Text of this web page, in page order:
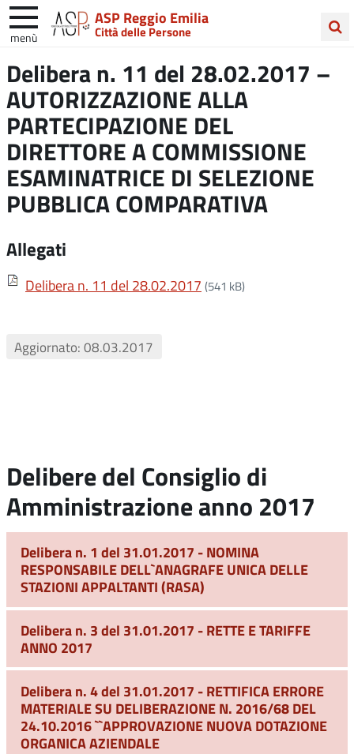
ASP Reggio Emilia
Città delle Persone
menù
nel
sito
Delibera n. 11 del 28.02.2017 –
AUTORIZZAZIONE ALLA
PARTECIPAZIONE DEL
DIRETTORE A COMMISSIONE
ESAMINATRICE DI SELEZIONE
PUBBLICA COMPARATIVA
Allegati
Delibera n. 11 del 28.02.2017 (541 kB)
Aggiornato: 08.03.2017
Delibere del Consiglio di
Amministrazione anno 2017
Delibera n. 1 del 31.01.2017 - NOMINA
RESPONSABILE DELL`ANAGRAFE UNICA DELLE
STAZIONI APPALTANTI (RASA)
Delibera n. 3 del 31.01.2017 - RETTE E TARIFFE
ANNO 2017
Delibera n. 4 del 31.01.2017 - RETTIFICA ERRORE
MATERIALE SU DELIBERAZIONE N. 2016/68 DEL
24.10.2016 ``APPROVAZIONE NUOVA DOTAZIONE
ORGANICA AZIENDALE